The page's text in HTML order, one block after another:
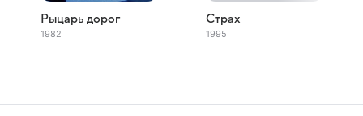
Рыцарь дорог
1982
Страх
1995